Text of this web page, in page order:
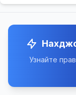
Узнайте